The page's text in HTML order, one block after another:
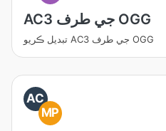
AC3 جي طرف OGG
تبديل ڪريو AC3 جي طرف OGG
AC
MP